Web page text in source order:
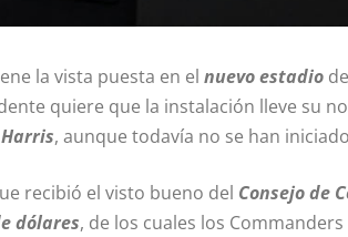
la vista puesta en el nuevo estadio
quiere que la instalación lleve su
, aunque todavía no se han
recibió el visto bueno del Consejo de
dólares, de los cuales los